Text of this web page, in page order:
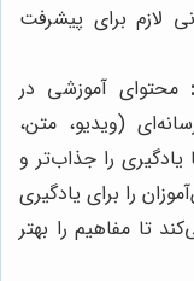
لازم برای پیشرفت
محتوای آموزشی در
(ویدیو، متن،
را جذاب‌تر و
را برای یادگیری
تا مفاهیم را بهتر